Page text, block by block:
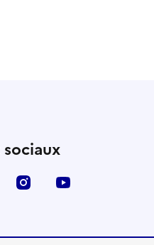
LinkedIn Instagram